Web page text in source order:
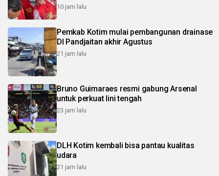
10 jam lalu
Pemkab Kotim mulai pembangunan drainase
DI Pandjaitan akhir Agustus
21 jam lalu
Bruno Guimaraes resmi gabung Arsenal
untuk perkuat lini tengah
23 jam lalu
DLH Kotim kembali bisa pantau kualitas
udara
21 jam lalu